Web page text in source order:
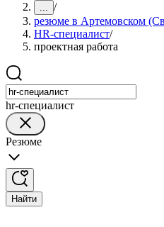
... /
резюме в Артемовском
HR-специалист/
проектная работа
hr-специалист
Резюме
Найти